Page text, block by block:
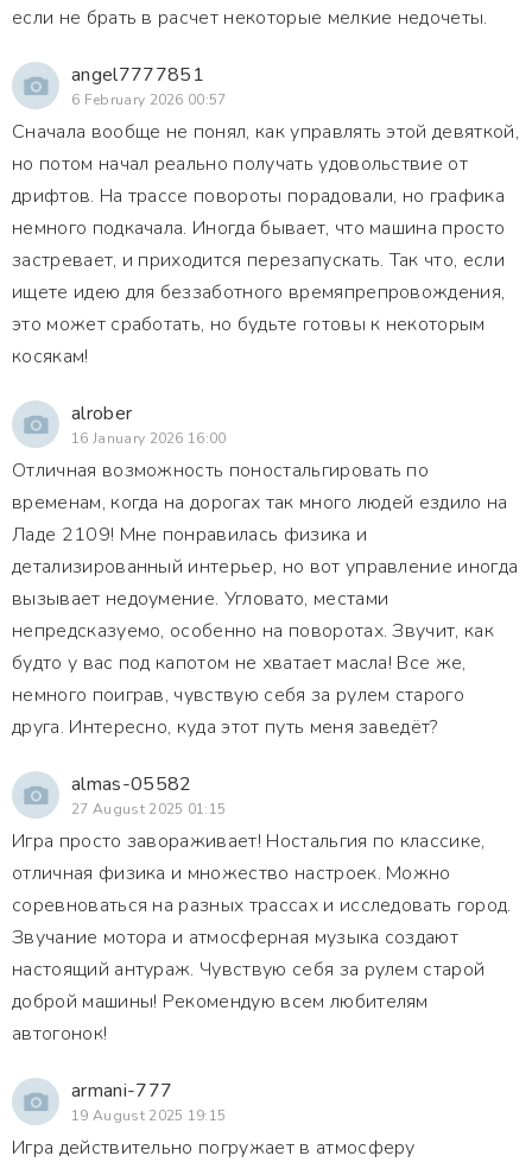
если не брать в расчет некоторые мелкие недочеты.
angel7777851
6 February 2026 00:57
Сначала вообще не понял, как управлять этой девяткой,
но потом начал реально получать удовольствие от
дрифтов. На трассе повороты порадовали, но графика
немного подкачала. Иногда бывает, что машина просто
застревает, и приходится перезапускать. Так что, если
ищете идею для беззаботного времяпрепровождения,
это может сработать, но будьте готовы к некоторым
косякам!
alrober
16 January 2026 16:00
Отличная возможность поностальгировать по
временам, когда на дорогах так много людей ездило на
Ладе 2109! Мне понравилась физика и
детализированный интерьер, но вот управление иногда
вызывает недоумение. Угловато, местами
непредсказуемо, особенно на поворотах. Звучит, как
будто у вас под капотом не хватает масла! Все же,
немного поиграв, чувствую себя за рулем старого
друга. Интересно, куда этот путь меня заведёт?
almas-05582
27 August 2025 01:15
Игра просто завораживает! Ностальгия по классике,
отличная физика и множество настроек. Можно
соревноваться на разных трассах и исследовать город.
Звучание мотора и атмосферная музыка создают
настоящий антураж. Чувствую себя за рулем старой
доброй машины! Рекомендую всем любителям
автогонок!
armani-777
19 August 2025 19:15
Игра действительно погружает в атмосферу